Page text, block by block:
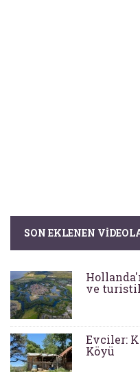
SON EKLENEN
ve
Evciler:
Köyü